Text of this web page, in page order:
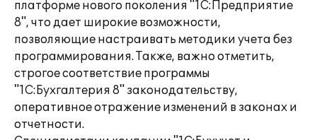
платформе нового поколения "1С:Предприятие
8", что дает широкие возможности,
позволяющие настраивать методики учета без
программирования. Также, важно отметить,
строгое соответствие программы
"1С:Бухгалтерия 8" законодательству,
оперативное отражение изменений в законах и
отчетности.